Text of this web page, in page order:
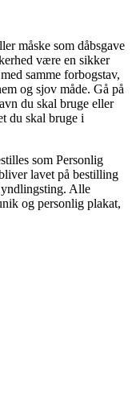
måske som dåbsgave
være en sikker
samme forbogstav,
og sjov måde. Gå på
du skal bruge eller
du skal bruge i
som Personlig
lavet på bestilling
yndlingsting. Alle
og personlig plakat,